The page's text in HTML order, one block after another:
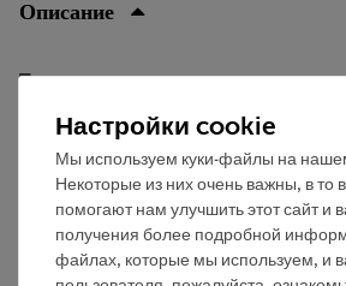
Описание
Принцип
Мочевина образует соединения с
парафинами, в которых молекулы
расположены по спирали.
удерживаются в полых
неразветвленные с короткой цепью
удалены из фракций, полученные
Настройки cookie
Мы используем куки-файлы на
Некоторые из них очень важны, в то
помогают нам улучшить этот сайт и
получения более подробной
файлах, которые мы используем, и